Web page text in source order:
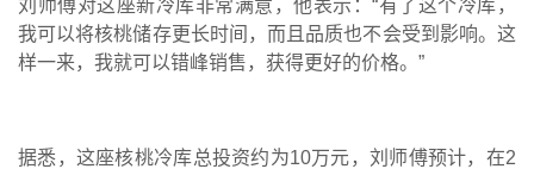
刘师傅对这座新冷库非常满意，他表示：“有了这个冷库，
我可以将核桃储存更长时间，而且品质也不会受到影响。这
样一来，我就可以错峰销售，获得更好的价格。”
据悉，这座核桃冷库总投资约为10万元，刘师傅预计，在2